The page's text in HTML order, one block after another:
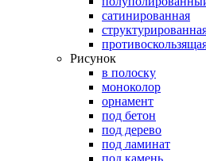
сатинированная
Рисунок
в полоску
моноколор
орнамент
под бетон
под дерево
под ламинат
под камень